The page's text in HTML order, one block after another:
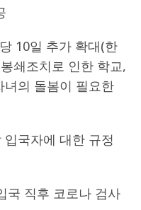
10일 추가 확대(한
쇄조치로 인한 학교,
의 돌봄이 필요한
국자에 대한 규정
국 직후 코로나 검사